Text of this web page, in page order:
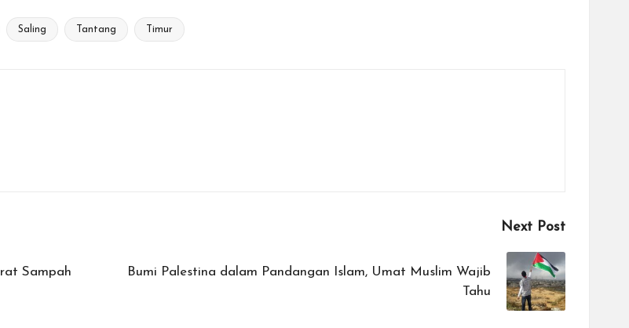
Saling Tantang Timur
Sampah
Next Post
Bumi Palestina dalam Pandangan Islam, Umat Muslim Wajib
Tahu